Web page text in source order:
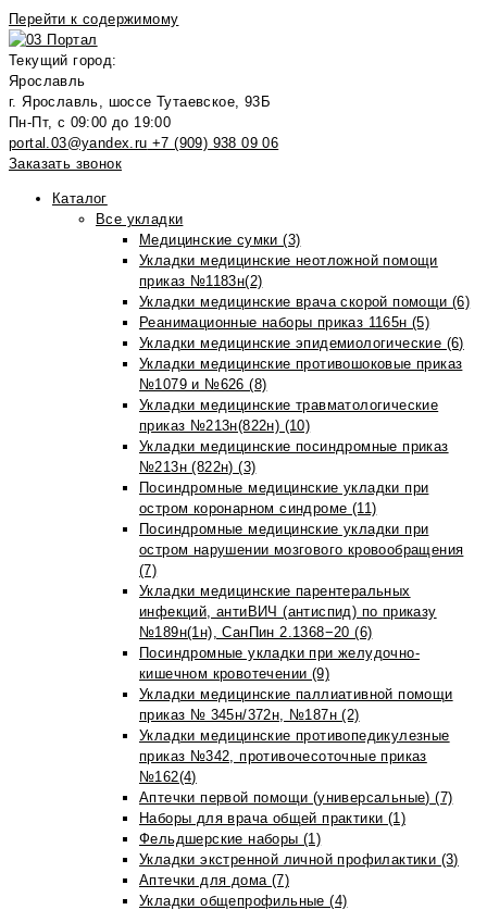
Перейти к содержимому
Текущий город:
Ярославль
г. Ярославль, шоссе Тутаевское, 93Б
Пн-Пт, с 09:00 до 19:00
portal.03@yandex.ru +7 (909) 938 09 06
Заказать звонок
Каталог
Все укладки
Медицинские сумки (3)
Укладки медицинские неотложной помощи
приказ №1183н(2)
Укладки медицинские врача скорой помощи (6)
Реанимационные наборы приказ 1165н (5)
Укладки медицинские эпидемиологические (6)
Укладки медицинские противошоковые приказ
№1079 и №626 (8)
Укладки медицинские травматологические
приказ №213н(822н) (10)
Укладки медицинские посиндромные приказ
№213н (822н) (3)
Посиндромные медицинские укладки при
остром коронарном синдроме (11)
Посиндромные медицинские укладки при
остром нарушении мозгового кровообращения
(7)
Укладки медицинские парентеральных
инфекций, антиВИЧ (антиспид) по приказу
№189н(1н), СанПин 2.1368−20 (6)
Посиндромные укладки при желудочно-
кишечном кровотечении (9)
Укладки медицинские паллиативной помощи
приказ № 345н/372н, №187н (2)
Укладки медицинские противопедикулезные
приказ №342, противочесоточные приказ
№162(4)
Аптечки первой помощи (универсальные) (7)
Наборы для врача общей практики (1)
Фельдшерские наборы (1)
Укладки экстренной личной профилактики (3)
Аптечки для дома (7)
Укладки общепрофильные (4)